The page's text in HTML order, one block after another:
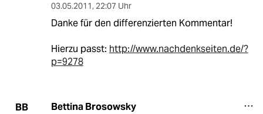
03.05.2011, 22:07 Uhr
Danke für den differenzierten Kommentar!
Hierzu passt: http://www.nachdenkseiten.de/?
p=9278
BB Bettina Brosowsky